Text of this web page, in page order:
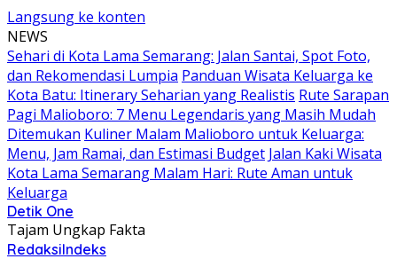
Langsung ke konten
NEWS
Sehari di Kota Lama Semarang: Jalan Santai, Spot Foto,
dan Rekomendasi Lumpia Panduan Wisata Keluarga ke
Kota Batu: Itinerary Seharian yang Realistis Rute Sarapan
Pagi Malioboro: 7 Menu Legendaris yang Masih Mudah
Ditemukan Kuliner Malam Malioboro untuk Keluarga:
Menu, Jam Ramai, dan Estimasi Budget Jalan Kaki Wisata
Kota Lama Semarang Malam Hari: Rute Aman untuk
Keluarga
Detik One
Tajam Ungkap Fakta
RedaksiIndeks